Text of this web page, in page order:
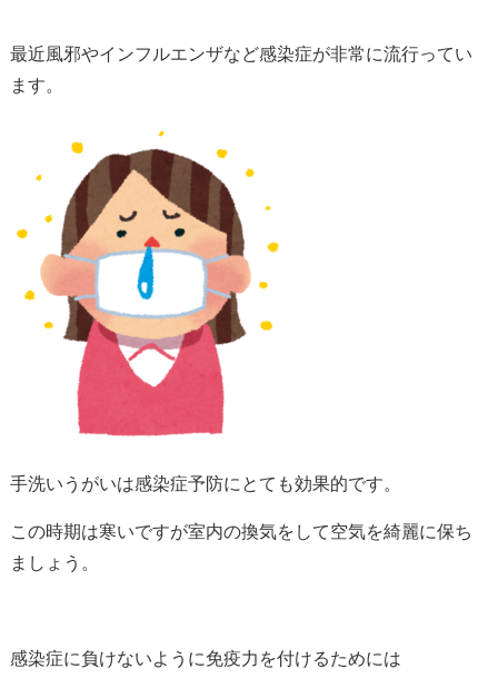
最近風邪やインフルエンザなど感染症が非常に流行ってい
ます。
手洗いうがいは感染症予防にとても効果的です。
この時期は寒いですが室内の換気をして空気を綺麗に保ち
ましょう。
感染症に負けないように免疫力を付けるためには